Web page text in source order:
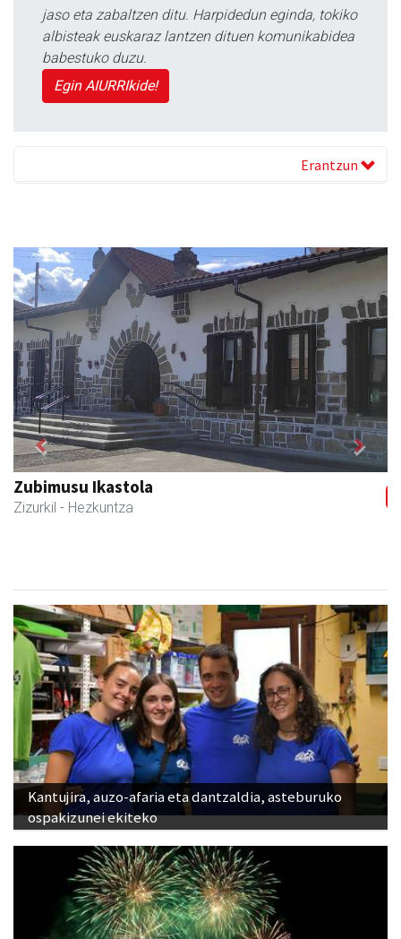
jaso eta zabaltzen ditu. Harpidedun eginda, tokiko
albisteak euskaraz lantzen dituen komunikabidea
babestuko duzu.
Egin AIURRIkide!
Erantzun
Zubimusu Ikastola
Zizurkil - Hezkuntza
Previous Next
Kantujira, auzo-afaria eta dantzaldia, asteburuko
ospakizunei ekiteko